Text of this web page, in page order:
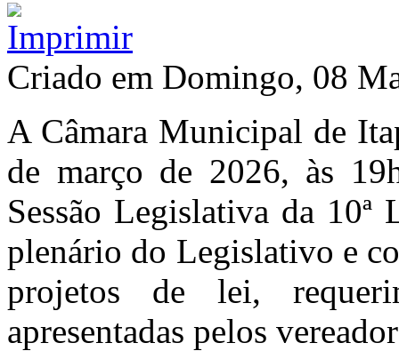
Criado em Domingo, 08
A Câmara Municipal de
de março de 2026, às
Sessão Legislativa da 10ª
plenário do Legislativo e
projetos de lei,
apresentadas pelos